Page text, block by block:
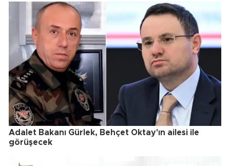
Adalet Bakanı Gürlek, Behçet Oktay'ın ailesi ile
görüşecek